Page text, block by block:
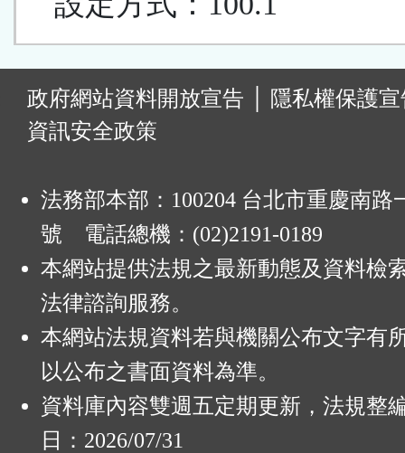
政府網站資料開放宣告
隱私權保護
資訊安全政策
法務部本部：100204 台北市重慶南路
號 電話總機：(02)2191-0189
本網站提供法規之最新動態及資料檢
法律諮詢服務。
本網站法規資料若與機關公布文字有
以公布之書面資料為準。
資料庫內容雙週五定期更新，法規整
日：2026/07/31